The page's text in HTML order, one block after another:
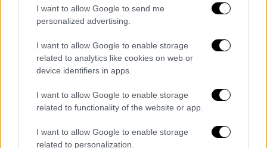
I want to allow Google to send me
personalized advertising.
I want to allow Google to enable storage
related to analytics like cookies on web or
device identifiers in apps.
I want to allow Google to enable storage
related to functionality of the website or app.
I want to allow Google to enable storage
related to personalization.
Ο Στέλιος Πέτσας αναφέρθηκε, ακόμη, στην
ενδεχόμενο, εφόσον αυτή αυξηθεί, να
υπάρξει νέοlockdown.«Σιγά – σιγά, με τόσα
πολλά κρούσματα, το ΕΣΥ δεν μπορεί να
προχωρήσει σε προγραμματισμένα
χειρουργεία. Ευτυχώς, έχουμε τη
δυνατότητα στην Ελλάδα να αναπτύσσουμε
και ιδιωτικές κλίνες όπου χρειάζεται, και να